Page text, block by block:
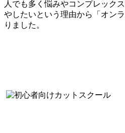
人でも多く悩みやコンプレック
やしたいという理由から「オン
りました。